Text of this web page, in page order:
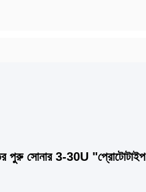
পুরু সোনার 3-30U "প্রোটোটাইপ